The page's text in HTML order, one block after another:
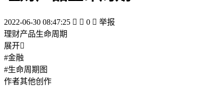
2022-06-30 08:47:25   0  举报
理财产品生命周期
展开
#金融
#生命周期图
作者其他创作